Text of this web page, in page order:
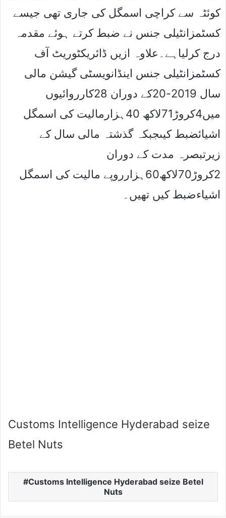
کوئٹہ سے کراچی اسمگل کی جاری تھی جیسے
کسٹمزانٹیلی جنس نے ضبط کرتے ہوئے مقدمہ
درج کرلیاہے۔علاوہ ازیں ڈائریکٹوریٹ آف
کسٹمزانٹیلی جنس اینڈانویسٹی گیشن مالی
سال 2019-20کے دوران 28کارروائیوں
میں4کروڑ71لاکھ 40ہزارمالیت کی اسمگل
اشیائضبط کیںجبکہ گذشتہ مالی سال کے
زیرتبصرہ مدت کے دوران
2کروڑ70لاکھ60ہزارروپے مالیت کی اسمگل
اشیاءضبط کیں تھیں۔
Customs Intelligence Hyderabad seize
Betel Nuts
Customs Intelligence Hyderabad seize Betel
Nuts